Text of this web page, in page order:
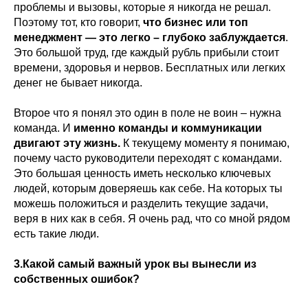
проблемы и вызовы, которые я никогда не решал.
Поэтому тот, кто говорит, что бизнес или топ
менеджмент — это легко – глубоко заблуждается.
Это большой труд, где каждый рубль прибыли стоит
времени, здоровья и нервов. Бесплатных или легких
денег не бывает никогда.
Второе что я понял это один в поле не воин – нужна
команда. И именно команды и коммуникации
двигают эту жизнь. К текущему моменту я понимаю,
почему часто руководители переходят с командами.
Это большая ценность иметь несколько ключевых
людей, которым доверяешь как себе. На которых ты
можешь положиться и разделить текущие задачи,
веря в них как в себя. Я очень рад, что со мной рядом
есть такие люди.
3.Какой самый важный урок вы вынесли из
собственных ошибок?